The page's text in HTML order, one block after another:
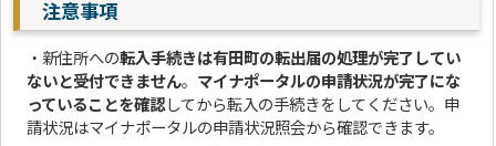
注意事項
・新住所への転入手続きは有田町の転出届の処理が完了してい
ないと受付できません。 マイナポータルの申請状況が完了にな
っていることを確認してから転入の手続きをしてください。申
請状況はマイナポータルの申請状況照会から確認できます。